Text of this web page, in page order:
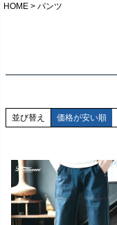
HOME パンツ
並び替え 価格が安い順